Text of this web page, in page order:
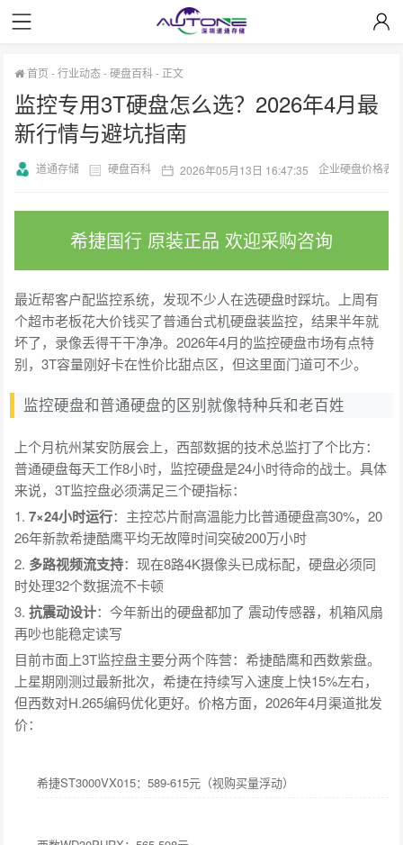
首页 -行业动态-硬盘百科- 正文
监控专用3T硬盘怎么选？2026年4月最
新行情与避坑指南
道通存储 硬盘百科 2026年05月13日 16:47:35 企业硬盘价格表
希捷国行 原装正品 欢迎采购咨询
最近帮客户配监控系统，发现不少人在选硬盘时踩坑。上周有
个超市老板花大价钱买了普通台式机硬盘装监控，结果半年就
坏了，录像丢得干干净净。2026年4月的监控硬盘市场有点特
别，3T容量刚好卡在性价比甜点区，但这里面门道可不少。
监控硬盘和普通硬盘的区别就像特种兵和老百姓
上个月杭州某安防展会上，西部数据的技术总监打了个比方：
普通硬盘每天工作8小时，监控硬盘是24小时待命的战士。具体
来说，3T监控盘必须满足三个硬指标：
1.7×24小时运行：主控芯片耐高温能力比普通硬盘高30%，20
26年新款希捷酷鹰平均无故障时间突破200万小时
2. 多路视频流支持：现在8路4K摄像头已成标配，硬盘必须同
时处理32个数据流不卡顿
3.抗震动设计：今年新出的硬盘都加了 震动传感器，机箱风扇
再吵也能稳定读写
目前市面上3T监控盘主要分两个阵营：希捷酷鹰和西数紫盘。
上星期刚测过最新批次，希捷在持续写入速度上快15%左右，
但西数对H.265编码优化更好。价格方面，2026年4月渠道批发
价：
希捷ST3000VX015：589-615元（视购买量浮动）